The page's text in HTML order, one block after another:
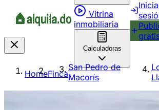
Vitrina
inmobiliaria
Calculadoras
HomeFinca
San Pedro de
Macorís